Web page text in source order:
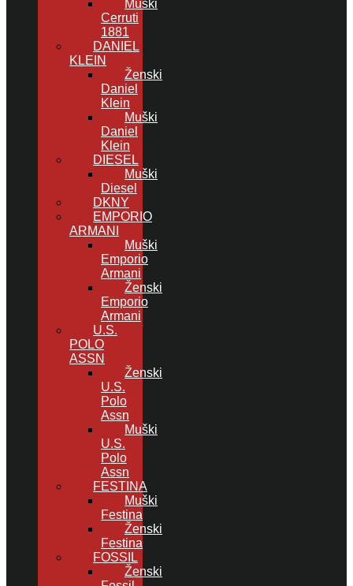
Muški
Cerruti
1881
DANIEL
KLEIN
Ženski
Daniel
Klein
Muški
Daniel
Klein
DIESEL
Muški
Diesel
DKNY
EMPORIO
ARMANI
Muški
Emporio
Armani
Ženski
Emporio
Armani
U.S.
POLO
ASSN
Ženski
U.S.
Polo
Assn
Muški
U.S.
Polo
Assn
FESTINA
Muški
Festina
Ženski
Festina
FOSSIL
Ženski